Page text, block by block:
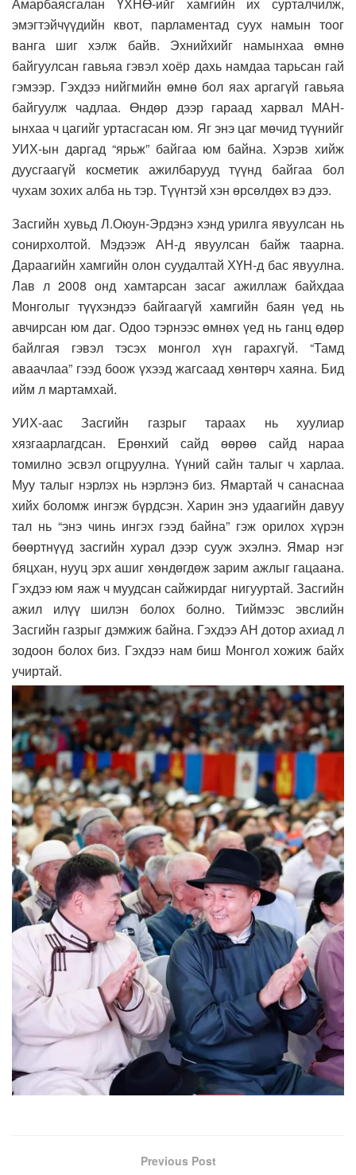
эмэгтэйчүүдийн квот, парламентад суух намын тоог
ванга шиг хэлж байв. Эхнийхийг намынхаа өмнө
байгуулсан гавьяа гэвэл хоёр дахь намдаа тарьсан гай
гэмээр. Гэхдээ нийгмийн өмнө бол яах аргагүй гавьяа
байгуулж чадлаа. Өндөр дээр гараад харвал МАН-
ынхаа ч цагийг уртасгасан юм. Яг энэ цаг мөчид түүнийг
УИХ-ын даргад “ярьж” байгаа юм байна. Хэрэв хийж
дуусгаагүй косметик ажилбарууд түүнд байгаа бол
чухам зохих алба нь тэр. Түүнтэй хэн өрсөлдөх вэ дээ.
Засгийн хувьд Л.Оюун-Эрдэнэ хэнд урилга явуулсан нь
сонирхолтой. Мэдээж АН-д явуулсан байж таарна.
Дараагийн хамгийн олон суудалтай ХҮН-д бас явуулна.
Лав л 2008 онд хамтарсан засаг ажиллаж байхдаа
Монголыг түүхэндээ байгаагүй хамгийн баян үед нь
авчирсан юм даг. Одоо тэрнээс өмнөх үед нь ганц өдөр
байлгая гэвэл тэсэх монгол хүн гарахгүй. “Тамд
аваачлаа” гээд боож үхээд жагсаад хөнтөрч хаяна. Бид
ийм л мартамхай.
УИХ-аас Засгийн газрыг тараах нь хуулиар
хязгаарлагдсан. Ерөнхий сайд өөрөө сайд нараа
томилно эсвэл огцруулна. Үүний сайн талыг ч харлаа.
Муу талыг нэрлэх нь нэрлэнэ биз. Ямартай ч санаснаа
хийх боломж ингэж бүрдсэн. Харин энэ удаагийн давуу
тал нь “энэ чинь ингэх гээд байна” гэж орилох хүрэн
бөөртнүүд засгийн хурал дээр сууж эхэлнэ. Ямар нэг
бяцхан, нууц эрх ашиг хөндөгдөж зарим ажлыг гацаана.
Гэхдээ юм яаж ч муудсан сайжирдаг нигууртай. Засгийн
ажил илүү шилэн болох болно. Тиймээс эвслийн
Засгийн газрыг дэмжиж байна. Гэхдээ АН дотор ахиад л
зодоон болох биз. Гэхдээ нам биш Монгол хожиж байх
учиртай.
Previous Post